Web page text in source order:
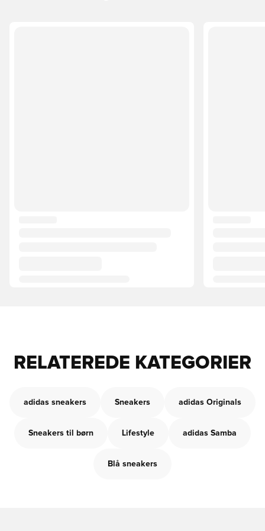
RELATEREDE KATEGORIER
adidas sneakers Sneakers adidas Originals
Sneakers til børn Lifestyle adidas Samba
Blå sneakers